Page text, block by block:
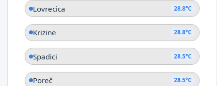
Lovrecica 28.8°C
Krizine 28.8°C
Spadici 28.5°C
Poreč 28.5°C